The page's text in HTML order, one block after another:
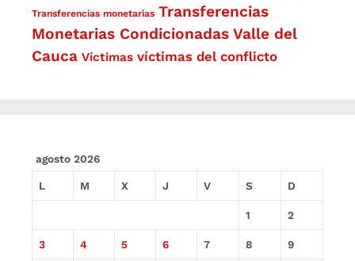
Transferencias monetarias Transferencias
Monetarias Condicionadas Valle del
Cauca Víctimas víctimas del conflicto
agosto 2026
L M X J V S D
1 2
3 4 5 6 7 8 9